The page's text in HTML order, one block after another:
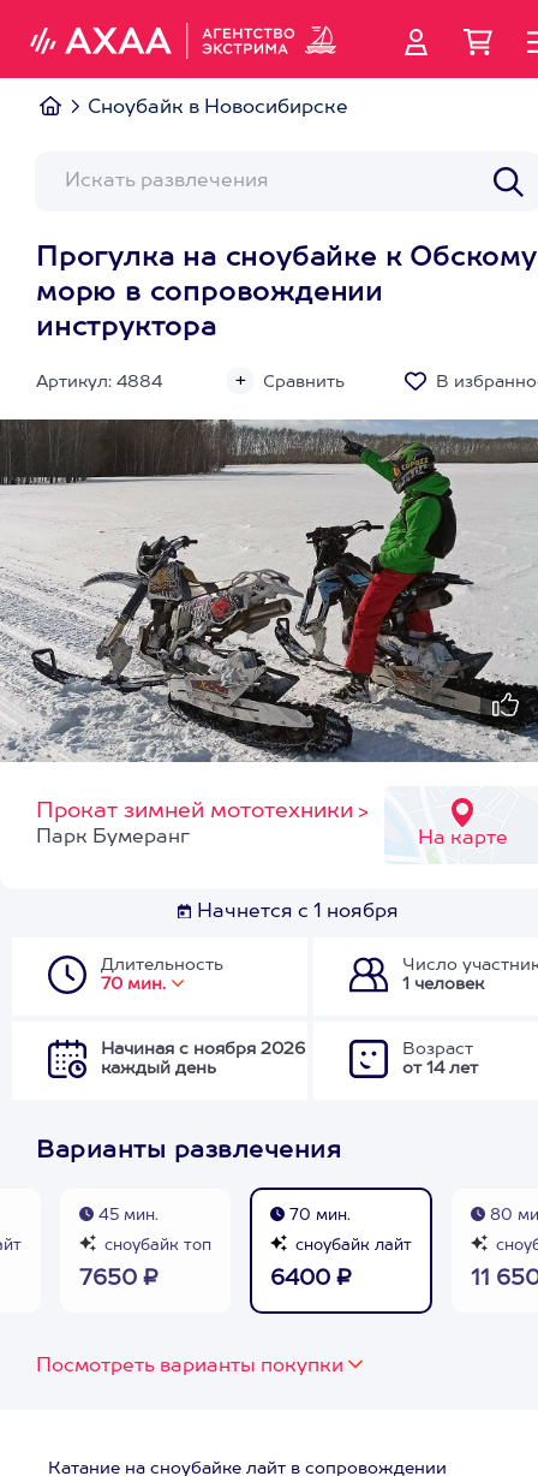
Сноубайк в Новосибирске
Прогулка на сноубайке к Обскому
морю в сопровождении
инструктора
Артикул: 4884 Сравнить В
Прокат зимней мототехники >
На карте
Парк Бумеранг
Начнется с 1 ноября
Длительность
70 мин.
Число
1 человек
Начиная с ноября 2026
каждый день
Возраст
от 14 лет
Варианты развлечения
45 мин.
сноубайк топ
7650 ₽
70 мин.
сноубайк лайт
6400 ₽
80
11
Посмотреть варианты покупки
Катание на сноубайке лайт в сопровождении